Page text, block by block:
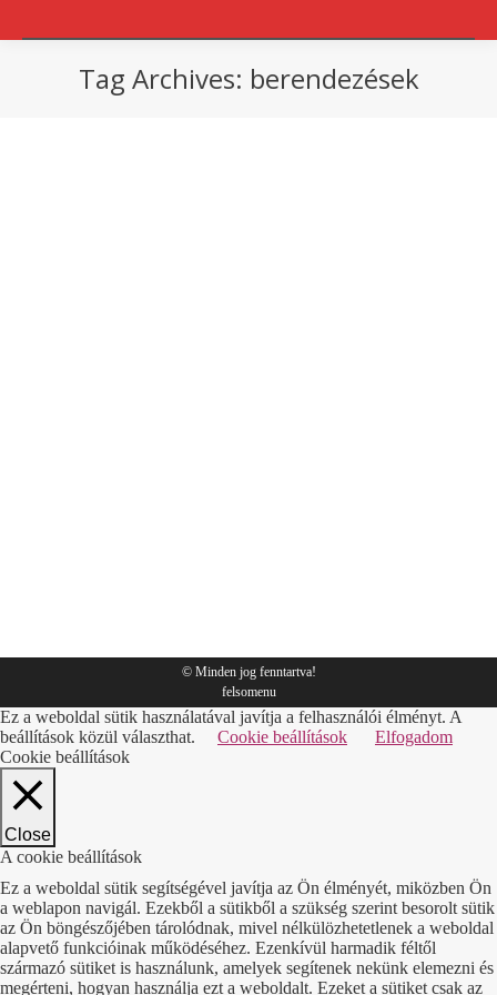
Tag Archives: berendezések
© Minden jog fenntartva!
felsomenu
Ez a weboldal sütik használatával javítja a felhasználói élményt. A
beállítások közül választhat.
Cookie beállítások
Elfogadom
Cookie beállítások
Close
A cookie beállítások
Ez a weboldal sütik segítségével javítja az Ön élményét, miközben Ön
a weblapon navigál. Ezekből a sütikből a szükség szerint besorolt sütik
az Ön böngészőjében tárolódnak, mivel nélkülözhetetlenek a weboldal
alapvető funkcióinak működéséhez. Ezenkívül harmadik féltől
származó sütiket is használunk, amelyek segítenek nekünk elemezni és
megérteni, hogyan használja ezt a weboldalt. Ezeket a sütiket csak az